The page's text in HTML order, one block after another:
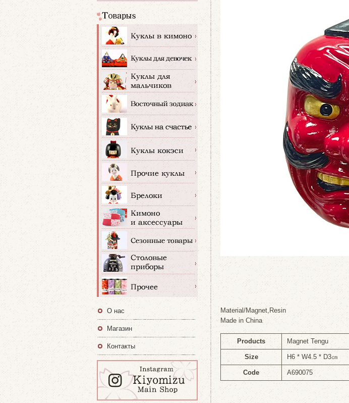
Material/Magnet,Resin
Made in China
Products Magnet Tengu
Size H6 * W4.5 * D3㎝
Code A690075
О нас
Магазин
Контакты